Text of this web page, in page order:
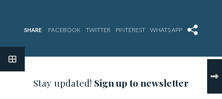
SHARE
Stay updated! Sign up to newsletter